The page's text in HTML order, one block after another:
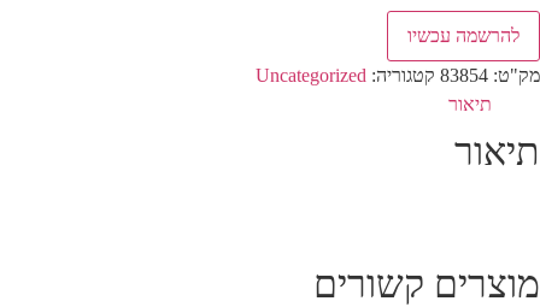
להרשמה עכשיו
מק"ט: 83854 קטגוריה: Uncategorized
תיאור
תיאור
מוצרים קשורים